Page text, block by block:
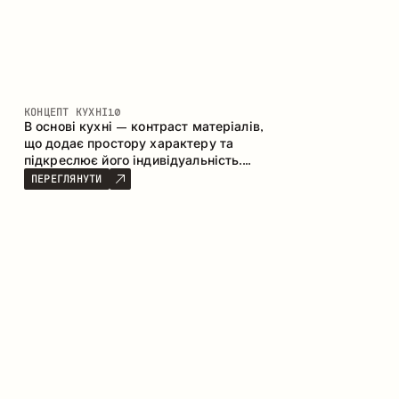
КОНЦЕПТ КУХНІ10
В основі кухні – контраст матеріалів,
що додає простору характеру та
підкреслює його індивідуальність.
Дерево, метал і скло створюють
збалансовану та стильну композицію.
ПЕРЕГЛЯНУТИ